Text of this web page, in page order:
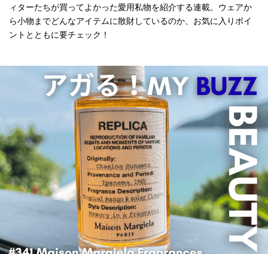
ィターたちが買ってよかった愛用私物を紹介する連載。ウェアか
ら小物までどんなアイテムに散財しているのか、お気に入りポイ
ントとともに要チェック！